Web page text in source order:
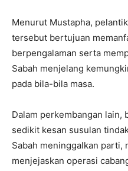
Menurut Mustapha,
tersebut bertujuan
berpengalaman serta
Sabah menjelang
pada bila-bila masa.
Dalam perkembangan lain,
sedikit kesan susulan
Sabah meninggalkan parti,
menjejaskan operasi